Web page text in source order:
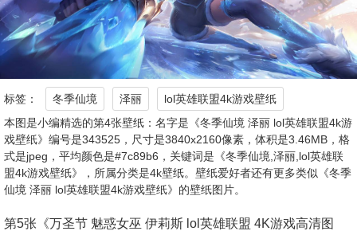
标签： 冬季仙境 泽丽
lol英雄联盟4k游戏壁纸
本图是小编精选的第4张壁纸：名字是《冬季仙境 泽丽 lol英雄联盟4k游
戏壁纸》编号是343525，尺寸是3840x2160像素，体积是3.46MB，格
式是jpeg，平均颜色是#7c89b6，关键词是《冬季仙境,泽丽,lol英雄联
盟4k游戏壁纸》，所属分类是4k壁纸。壁纸爱好者还有更多类似《冬季
仙境 泽丽 lol英雄联盟4k游戏壁纸》的壁纸图片。
第5张《万圣节 魅惑女巫 伊莉斯 lol英雄联盟 4K游戏高清图